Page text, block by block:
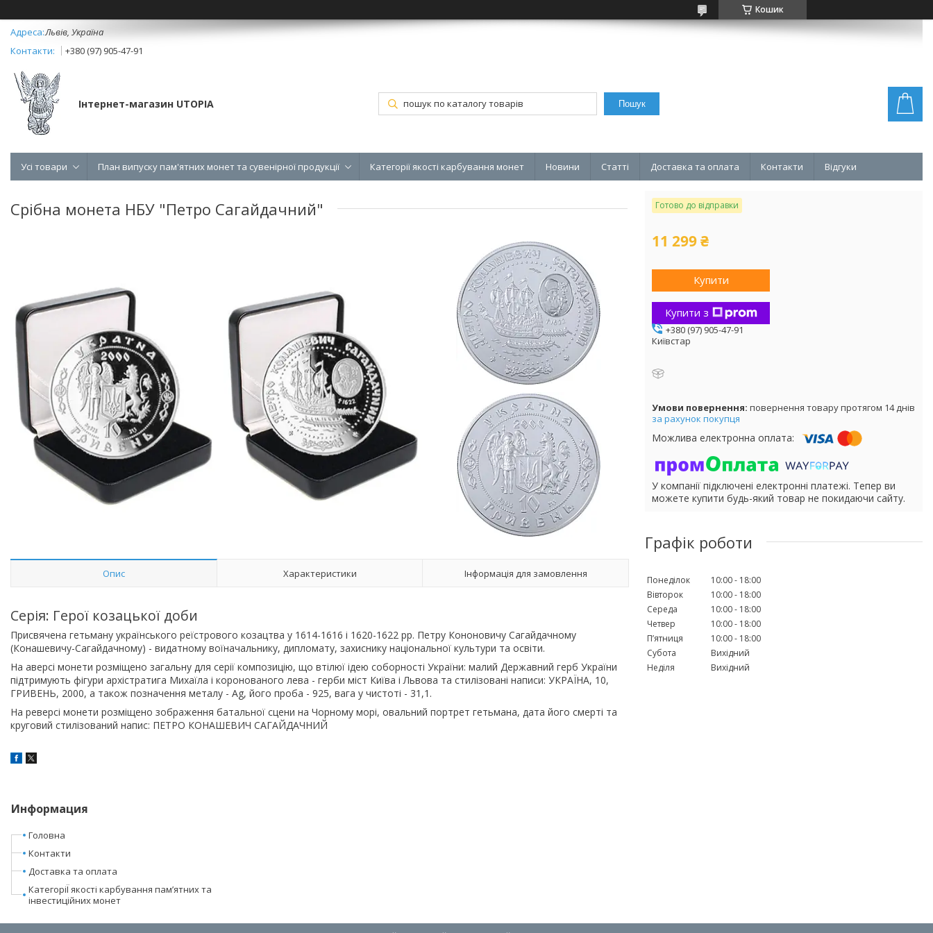
Кошик
Львів, Україна
+380 (97) 905-47-91
Інтернет-магазин UTOPIA Пошук
Усі товари План випуску пам'ятних монет та сувенірної продукції Категорії якості карбування монет Новини Статті Доставка та оплата Контакти Відгуки
Срібна монета НБУ "Петро Сагайдачний"
Опис Характеристики Інформація для замовлення
Серія: Герої козацької доби
Присвячена гетьману українського реїстрового козацтва у 1614-1616 i 1620-1622 рр. Петру Кононовичу Сагайдачному
(Конашевичу-Сагайдачному) - видатному воїначальнику, дипломату, захиснику нацiональної культури та освiти.
На аверсі монети розміщено загальну для серiї композицiю, що втiлюї iдею соборностi України: малий Державний герб України
пiдтримують фiгури архiстратига Михаїла i коронованого лева - герби мiст Київа i Львова та стилiзованi написи: УКРАЇНА, 10,
ГРИВЕНЬ, 2000, а також позначення металу - Ag, його проба - 925, вага у чистотi - 31,1.
На реверсі монети розміщено зображення батальної сцени на Чорному морi, овальний портрет гетьмана, дата його смертi та
круговий стилiзований напис: ПЕТРО КОНАШЕВИЧ САГАЙДАЧНИЙ
Готово до відправки
11 299 ₴
Купити
Купити з
+380 (97) 905-47-91
Київстар
повернення товару протягом 14 днів
за рахунок покупця
У компанії підключені електронні платежі. Тепер ви
можете купити будь-який товар не покидаючи сайту.
Графік роботи
Понеділок 10:00
18:00
Вівторок
10:00
18:00
Середа
10:00
18:00
Четвер
10:00
18:00
Пʼятниця
10:00
18:00
Субота
Вихідний
Неділя
Вихідний
Информация
Головна
Контакти
Доставка та оплата
КатегоріЇ якості карбування пам’ятних та
інвестиційних монет